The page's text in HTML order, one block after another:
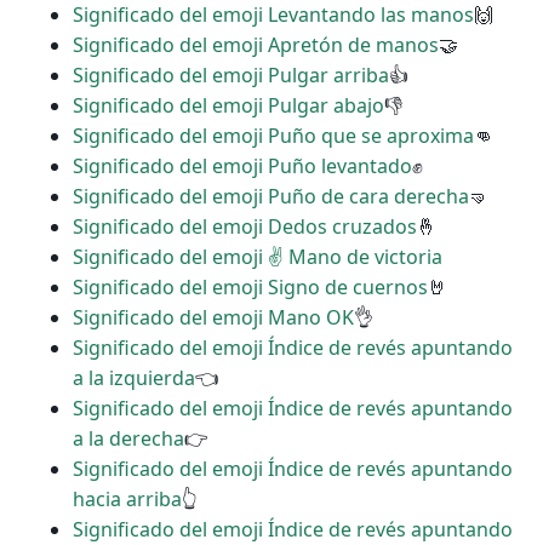
Significado del emoji Levantando las manos🙌
Significado del emoji Apretón de manos🤝
Significado del emoji Pulgar arriba👍
Significado del emoji Pulgar abajo👎
Significado del emoji Puño que se aproxima👊
Significado del emoji Puño levantado✊
Significado del emoji Puño de cara derecha🤜
Significado del emoji Dedos cruzados🤞
Significado del emoji ✌ Mano de victoria
Significado del emoji Signo de cuernos🤘
Significado del emoji Mano OK👌
Significado del emoji Índice de revés apuntando
a la izquierda👈
Significado del emoji Índice de revés apuntando
a la derecha👉
Significado del emoji Índice de revés apuntando
hacia arriba👆
Significado del emoji Índice de revés apuntando